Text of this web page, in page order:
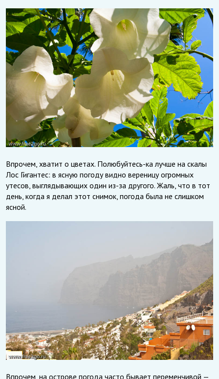
Впрочем, хватит о цветах. Полюбуйтесь-ка лучше на скалы
Лос Гигантес: в ясную погоду видно вереницу огромных
утесов, выглядывающих один из-за другого. Жаль, что в тот
день, когда я делал этот снимок, погода была не слишком
ясной.
Впрочем, на острове погода часто бывает переменчивой —